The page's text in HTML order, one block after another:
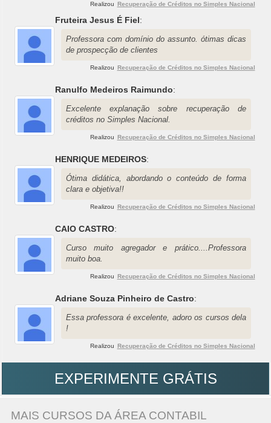
Realizou Recuperação de Créditos no Simples Nacional
Fruteira Jesus É Fiel:
Professora com domínio do assunto. ótimas dicas
de prospecção de clientes
Realizou Recuperação de Créditos no Simples Nacional
Ranulfo Medeiros Raimundo:
Excelente explanação sobre recuperação de
créditos no Simples Nacional.
Realizou Recuperação de Créditos no Simples Nacional
HENRIQUE MEDEIROS:
Ótima didática, abordando o conteúdo de forma
clara e objetiva!!
Realizou Recuperação de Créditos no Simples Nacional
CAIO CASTRO:
Curso muito agregador e prático....Professora
muito boa.
Realizou Recuperação de Créditos no Simples Nacional
Adriane Souza Pinheiro de Castro:
Essa professora é excelente, adoro os cursos dela
!
Realizou Recuperação de Créditos no Simples Nacional
EXPERIMENTE GRÁTIS
MAIS CURSOS DA ÁREA CONTABIL